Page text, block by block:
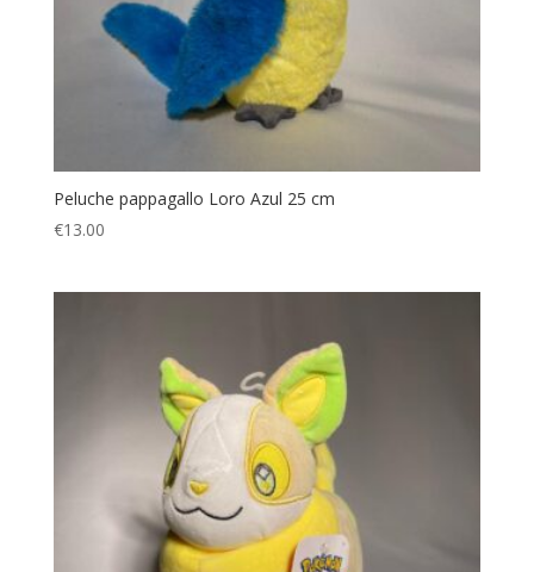
Peluche pappagallo Loro Azul 25 cm
€13.00